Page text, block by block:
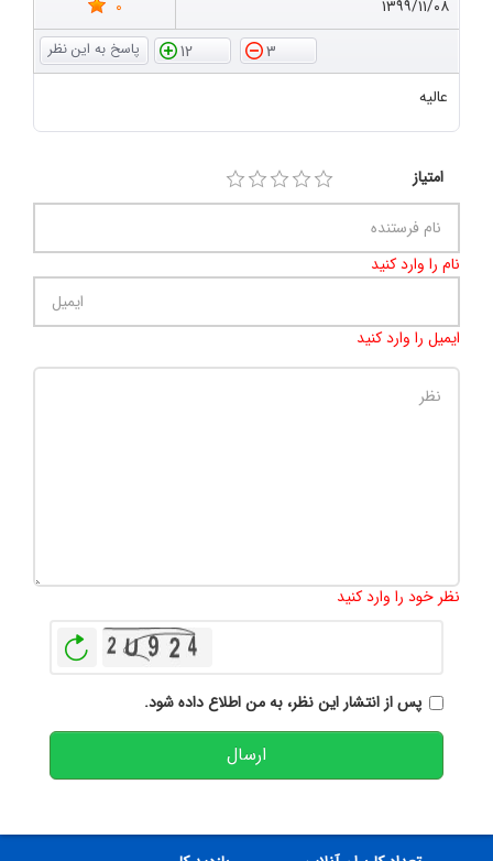
۱۳۹۹/۱۱/۰۸
0
3
12
عالیه
امتیاز
نام را وارد کنید
ایمیل را وارد کنید
نظر خود را وارد کنید
پس از انتشار این نظر، به من اطلاع داده شود.
ارسال